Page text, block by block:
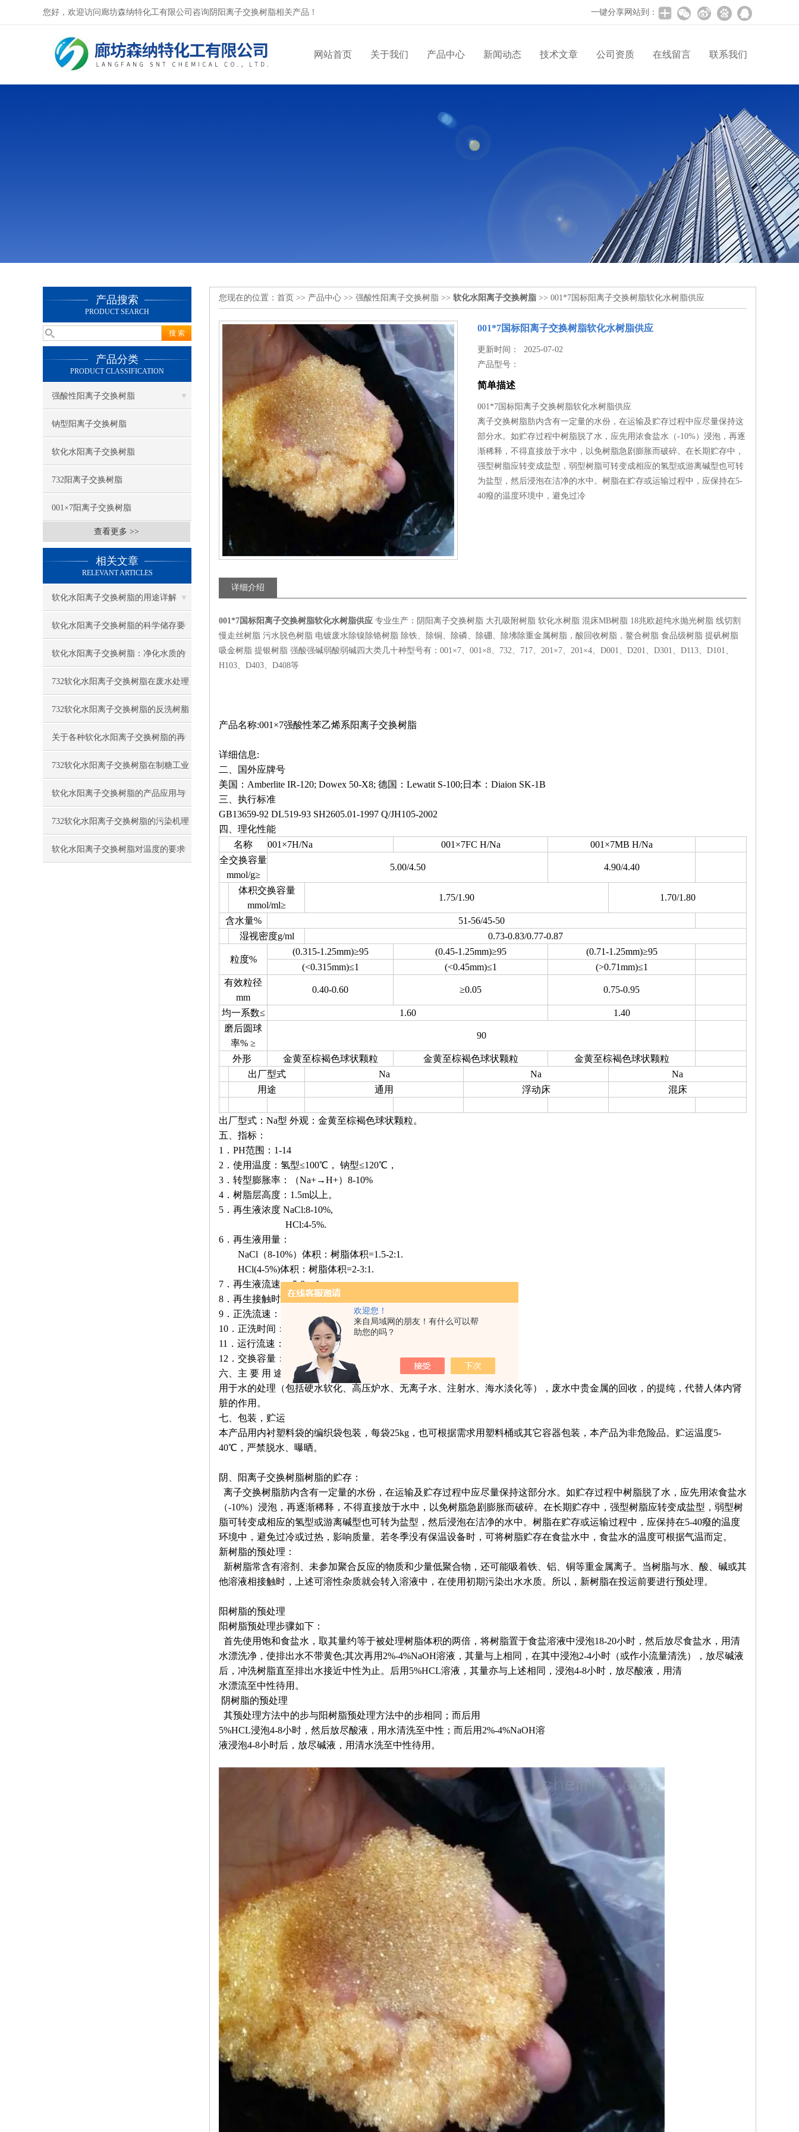
欢迎您！
来自局域网的朋友！有什么可以帮
助您的吗？
您好，欢迎访问廊坊森纳特化工有限公司咨询阴阳离子交换树脂相关产品！ 一键分享网站到：
网站首页 关于我们 产品中心 新闻动态 技术文章 公司资质 在线留言 联系我们
产品搜索
PRODUCT SEARCH
产品分类
PRODUCT CLASSIFICATION
强酸性阳离子交换树脂
钠型阳离子交换树脂
软化水阳离子交换树脂
732阳离子交换树脂
001×7阳离子交换树脂
查看更多 >>
相关文章
RELEVANT ARTICLES
软化水阳离子交换树脂的用途详解
软化水阳离子交换树脂的科学储存要
求
软化水阳离子交换树脂：净化水质的
高效工具
732软化水阳离子交换树脂在废水处理
中的应用
732软化水阳离子交换树脂的反洗树脂
膨胀率与工作原理
关于各种软化水阳离子交换树脂的再
生
732软化水阳离子交换树脂在制糖工业
的作用与优点
软化水阳离子交换树脂的产品应用与
规程
732软化水阳离子交换树脂的污染机理
软化水阳离子交换树脂对温度的要求
您现在的位置： 首页 >> 产品中心 >> 强酸性阳离子交换树脂 >> 软化水阳离子交换树脂 >> 001*7国标阳离子交换树脂软化水树脂供应
001*7国标阳离子交换树脂软化水树脂供应
更新时间： 2025-07-02
产品型号：
简单描述
001*7国标阳离子交换树脂软化水树脂供应
离子交换树脂肪内含有一定量的水份，在运输及贮存过程中应尽量保持这
部分水。如贮存过程中树脂脱了水，应先用浓食盐水（-10%）浸泡，再逐
渐稀释，不得直接放于水中，以免树脂急剧膨胀而破碎。在长期贮存中，
强型树脂应转变成盐型，弱型树脂可转变成相应的氢型或游离碱型也可转
为盐型，然后浸泡在洁净的水中。树脂在贮存或运输过程中，应保持在5-
40癈的温度环境中，避免过冷
详细介绍
001*7国标阳离子交换树脂软化水树脂供应 专业生产：阴阳离子交换树脂 大孔吸附树脂 软化水树脂 混床MB树脂 18兆欧超纯水抛光树脂 线切割
慢走丝树脂 污水脱色树脂 电镀废水除镍除铬树脂 除铁、除铜、除磷、除硼、除坲除重金属树脂，酸回收树脂，鳌合树脂 食品级树脂 提矾树脂
吸金树脂 提银树脂 强酸强碱弱酸弱碱四大类几十种型号有：001×7、001×8、732、717、201×7、201×4、D001、D201、D301、D113、D101、
H103、D403、D408等
产品名称:001×7强酸性苯乙烯系阳离子交换树脂
详细信息:
二、国外应牌号
美国：Amberlite IR-120; Dowex 50-X8; 德国：Lewatit S-100;日本：Diaion SK-1B
三、执行标准
GB13659-92 DL519-93 SH2605.01-1997 Q/JH105-2002
四、理化性能
名称
001×7H/Na 001×7FC H/Na
001×7MB H/Na
全交换容量
mmol/g≥
5.00/4.50 4.90/4.40
体积交换容量
mmol/ml≥
1.75/1.90 1.70/1.80
含水量%
51-56/45-50
湿视密度g/ml
0.73-0.83/0.77-0.87
粒度%
(0.315-1.25mm)≥95 (0.45-1.25mm)≥95
(0.71-1.25mm)≥95
(<0.315mm)≤1
(<0.45mm)≤1
(>0.71mm)≤1
有效粒径
mm
0.40-0.60 ≥0.05 0.75-0.95
均一系数≤ 1.60
1.40
磨后圆球
率% ≥
90
外形 金黄至棕褐色球状颗粒 金黄至棕褐色球状颗粒
金黄至棕褐色球状颗粒
出厂型式
Na Na
Na
用途
通用 浮动床 混床
出厂型式：Na型 外观：金黄至棕褐色球状颗粒。
五、指标：
1．PH范围：1-14
2．使用温度：氢型≤100℃， 钠型≤120℃，
3．转型膨胀率：（Na+→H+）8-10%
4．树脂层高度：1.5m以上。
5．再生液浓度 NaCl:8-10%,
HCl:4-5%.
6．再生液用量：
NaCl（8-10%）体积：树脂体积=1.5-2:1.
HCl(4-5%)体积：树脂体积=2-3:1.
7．再生液流速： 5-8 m/h.
8．再生接触时间： 45-60 min.
9．正洗流速： 10-20 m/h
10．正洗时间： 约30 min
11．运行流速： 15-30 m/h
12．交换容量：≥1000mol/m3
六、主 要 用 途
用于水的处理（包括硬水软化、高压炉水、无离子水、注射水、海水淡化等），废水中贵金属的回收，的提纯，代替人体内肾
脏的作用。
七、包装，贮运
本产品用内衬塑料袋的编织袋包装，每袋25kg，也可根据需求用塑料桶或其它容器包装，本产品为非危险品。贮运温度5-
40℃，严禁脱水、曝晒。
阴、阳离子交换树脂树脂的贮存：
离子交换树脂肪内含有一定量的水份，在运输及贮存过程中应尽量保持这部分水。如贮存过程中树脂脱了水，应先用浓食盐水
（-10%）浸泡，再逐渐稀释，不得直接放于水中，以免树脂急剧膨胀而破碎。在长期贮存中，强型树脂应转变成盐型，弱型树
脂可转变成相应的氢型或游离碱型也可转为盐型，然后浸泡在洁净的水中。树脂在贮存或运输过程中，应保持在5-40癈的温度
环境中，避免过冷或过热，影响质量。若冬季没有保温设备时，可将树脂贮存在食盐水中，食盐水的温度可根据气温而定。
新树脂的预处理：
新树脂常含有溶剂、未参加聚合反应的物质和少量低聚合物，还可能吸着铁、铝、铜等重金属离子。当树脂与水、酸、碱或其
他溶液相接触时，上述可溶性杂质就会转入溶液中，在使用初期污染出水水质。所以，新树脂在投运前要进行预处理。
阳树脂的预处理
阳树脂预处理步骤如下：
首先使用饱和食盐水，取其量约等于被处理树脂体积的两倍，将树脂置于食盐溶液中浸泡18-20小时，然后放尽食盐水，用清
水漂洗净，使排出水不带黄色;其次再用2%-4%NaOH溶液，其量与上相同，在其中浸泡2-4小时（或作小流量清洗），放尽碱液
后，冲洗树脂直至排出水接近中性为止。后用5%HCL溶液，其量亦与上述相同，浸泡4-8小时，放尽酸液，用清
水漂流至中性待用。
阴树脂的预处理
其预处理方法中的步与阳树脂预处理方法中的步相同；而后用
5%HCL浸泡4-8小时，然后放尽酸液，用水清洗至中性；而后用2%-4%NaOH溶
液浸泡4-8小时后，放尽碱液，用清水洗至中性待用。